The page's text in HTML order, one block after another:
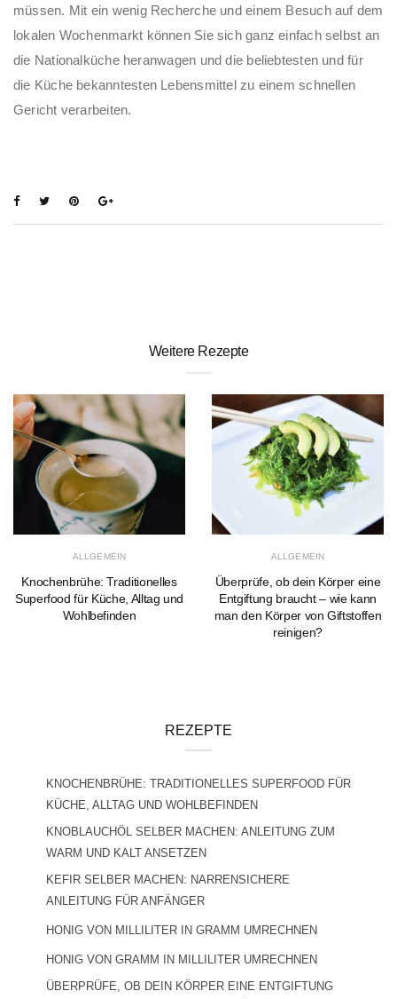
müssen. Mit ein wenig Recherche und einem Besuch auf dem
lokalen Wochenmarkt können Sie sich ganz einfach selbst an
die Nationalküche heranwagen und die beliebtesten und für
die Küche bekanntesten Lebensmittel zu einem schnellen
Gericht verarbeiten.
Weitere Rezepte
ALLGEMEIN
Knochenbrühe: Traditionelles
Superfood für Küche, Alltag und
Wohlbefinden
ALLGEMEIN
Überprüfe, ob dein Körper eine
Entgiftung braucht – wie kann
man den Körper von Giftstoffen
reinigen?
REZEPTE
KNOCHENBRÜHE: TRADITIONELLES SUPERFOOD FÜR
KÜCHE, ALLTAG UND WOHLBEFINDEN
KNOBLAUCHÖL SELBER MACHEN: ANLEITUNG ZUM
WARM UND KALT ANSETZEN
KEFIR SELBER MACHEN: NARRENSICHERE
ANLEITUNG FÜR ANFÄNGER
HONIG VON MILLILITER IN GRAMM UMRECHNEN
HONIG VON GRAMM IN MILLILITER UMRECHNEN
ÜBERPRÜFE, OB DEIN KÖRPER EINE ENTGIFTUNG